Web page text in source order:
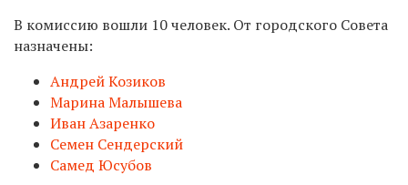
В комиссию вошли 10 человек. От городского Совета
назначены:
Андрей Козиков
Марина Малышева
Иван Азаренко
Семен Сендерский
Самед Юсубов